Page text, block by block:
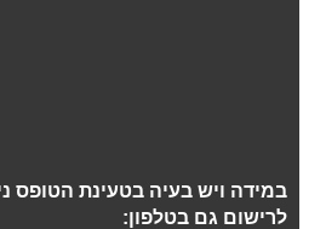
במידה ויש בעיה בטעינת הטופס
לרישום גם בטלפון: